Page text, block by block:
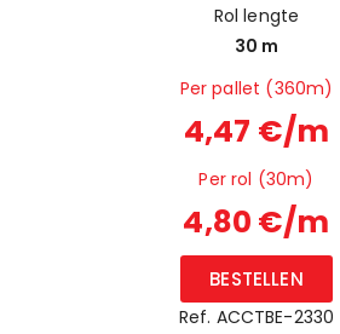
Rol lengte
30 m
Per pallet (360m)
4,47 €/m
Per rol (30m)
4,80 €/m
BESTELLEN
Ref. ACCTBE-2330